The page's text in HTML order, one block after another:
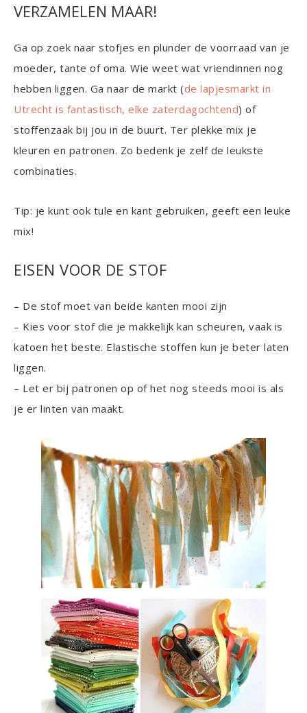
VERZAMELEN MAAR!
Ga op zoek naar stofjes en plunder de voorraad van je
moeder, tante of oma. Wie weet wat vriendinnen nog
hebben liggen. Ga naar de markt (de lapjesmarkt in
Utrecht is fantastisch, elke zaterdagochtend) of
stoffenzaak bij jou in de buurt. Ter plekke mix je
kleuren en patronen. Zo bedenk je zelf de leukste
combinaties.
Tip: je kunt ook tule en kant gebruiken, geeft een leuke
mix!
EISEN VOOR DE STOF
– De stof moet van beide kanten mooi zijn
– Kies voor stof die je makkelijk kan scheuren, vaak is
katoen het beste. Elastische stoffen kun je beter laten
liggen.
– Let er bij patronen op of het nog steeds mooi is als
je er linten van maakt.